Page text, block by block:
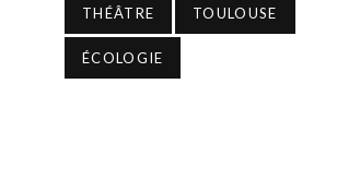
THÉÂTRE TOULOUSE
ÉCOLOGIE